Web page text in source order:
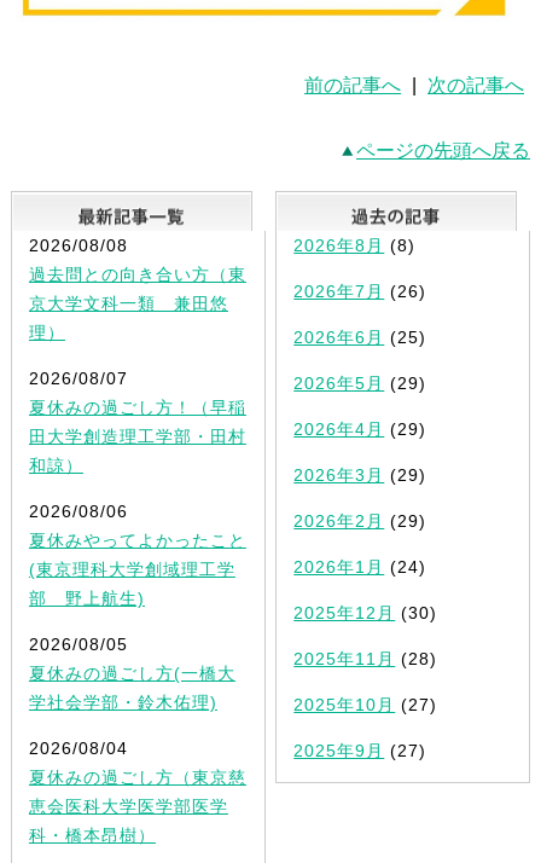
前の記事へ 次の記事へ
ページの先頭へ戻る
最新記事一覧
2026/08/08
過去問との向き合い方（東
京大学文科一類 兼田悠
理）
2026/08/07
夏休みの過ごし方！（早稲
田大学創造理工学部・田村
和諒）
2026/08/06
夏休みやってよかったこと
(東京理科大学創域理工学
部 野上航生)
2026/08/05
夏休みの過ごし方(一橋大
学社会学部・鈴木佑理)
2026/08/04
夏休みの過ごし方（東京慈
恵会医科大学医学部医学
科・橋本昂樹）
2026年8月 (8)
2026年7月 (26)
2026年6月 (25)
2026年5月 (29)
2026年4月 (29)
2026年3月 (29)
2026年2月 (29)
2026年1月 (24)
2025年12月 (30)
2025年11月 (28)
2025年10月 (27)
2025年9月 (27)